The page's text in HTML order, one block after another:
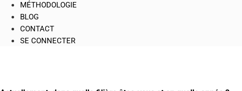
MÉTHODOLOGIE
BLOG
CONTACT
SE CONNECTER